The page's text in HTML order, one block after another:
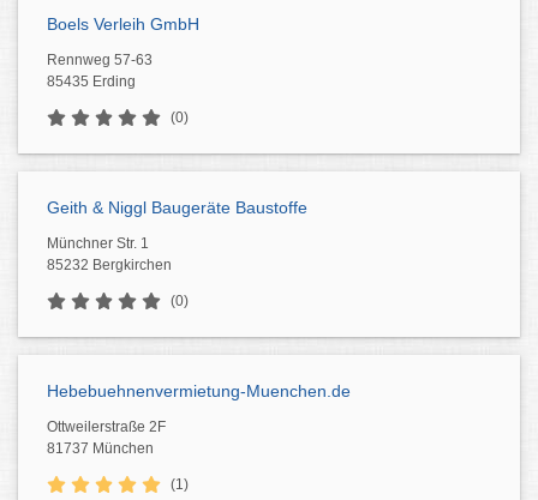
Boels Verleih GmbH
Rennweg 57-63
85435 Erding
(0)
Geith & Niggl Baugeräte Baustoffe
Münchner Str. 1
85232 Bergkirchen
(0)
Hebebuehnenvermietung-Muenchen.de
Ottweilerstraße 2F
81737 München
(1)